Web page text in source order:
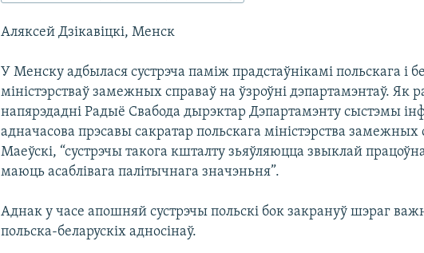
Аляксей Дзікавіцкі, Менск
У Менску адбылася сустрэча паміж прадстаўнікамі польскага і
міністэрстваў замежных справаў на ўзроўні дэпартамэнтаў. Як
напярэдадні Радыё Свабода дырэктар Дэпартамэнту сыстэмы
адначасова прэсавы сакратар польскага міністэрства замежных
Маеўскі, “сустрэчы такога кшталту зьяўляюцца звыклай
маюць асаблівага палітычнага значэньня”.
Аднак у часе апошняй сустрэчы польскі бок закрануў шэраг
польска-беларускіх адносінаў.